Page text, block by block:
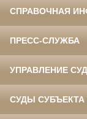
СПРАВОЧНАЯ
ПРЕСС-СЛУЖБА
УПРАВЛЕНИЕ
СУДЫ СУБЪЕКТА